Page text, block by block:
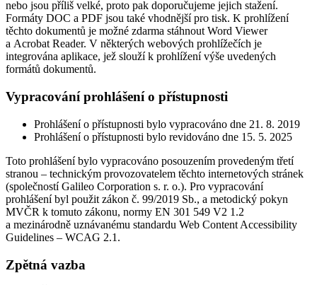
nebo jsou příliš velké, proto pak doporučujeme jejich stažení.
Formáty DOC a PDF jsou také vhodnější pro tisk. K prohlížení
těchto dokumentů je možné zdarma stáhnout Word Viewer
a Acrobat Reader. V některých webových prohlížečích je
integrována aplikace, jež slouží k prohlížení výše uvedených
formátů dokumentů.
Vypracování prohlášení o přístupnosti
Prohlášení o přístupnosti bylo vypracováno dne 21. 8. 2019
Prohlášení o přístupnosti bylo revidováno dne 15. 5. 2025
Toto prohlášení bylo vypracováno posouzením provedeným třetí
stranou – technickým provozovatelem těchto internetových stránek
(společností Galileo Corporation s. r. o.). Pro vypracování
prohlášení byl použit zákon č. 99/2019 Sb., a metodický pokyn
MVČR k tomuto zákonu, normy EN 301 549 V2 1.2
a mezinárodně uznávanému standardu Web Content Accessibility
Guidelines – WCAG 2.1.
Zpětná vazba